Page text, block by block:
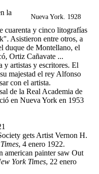
Nueva York. 1928
la
cuarenta y cinco litografías
Asistieron entre otros, a
duque de Montellano, el
Ortiz Cañavate ...
y artistas y escritores. El
majestad el rey Alfonso
con el artista.
de la Real Academia de
en Nueva York en 1953
gets Artist Vernon H.
, 4 enero 1922.
american painter saw Out
York Times, 22 enero